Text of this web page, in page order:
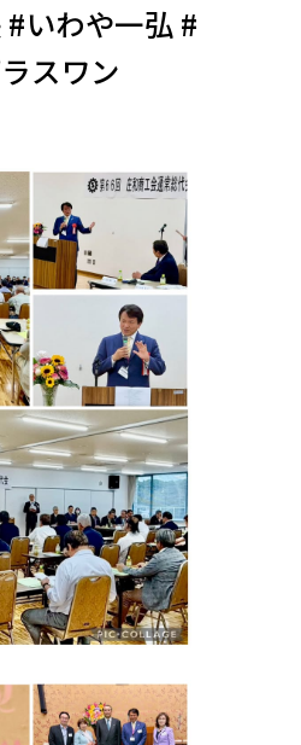
いわや一弘 #
スワン